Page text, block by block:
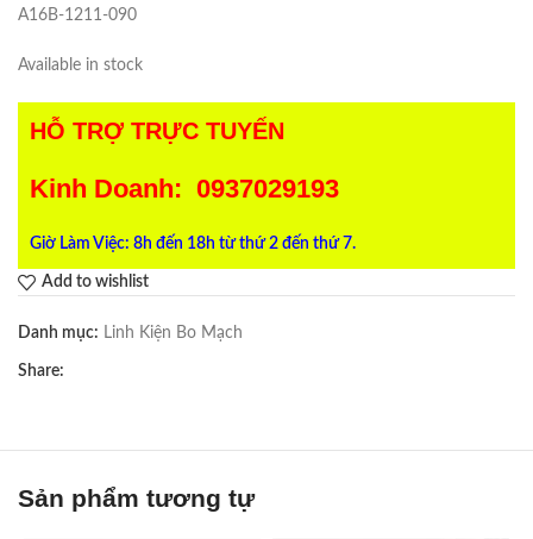
A16B-1211-090
Available in stock
HỖ TRỢ TRỰC TUYẾN
Kinh Doanh: 0937029193
Giờ Làm Việc: 8h đến 18h từ thứ 2 đến thứ 7.
Add to wishlist
Danh mục: Linh Kiện Bo Mạch
Share:
Sản phẩm tương tự